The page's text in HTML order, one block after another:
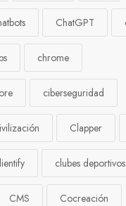
ChatGPT
chrome
ciberseguridad
Clapper
clubes deportivos
CMS Cocreación